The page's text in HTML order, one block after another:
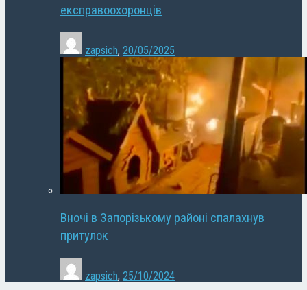
експравоохоронців
zapsich, 20/05/2025
Вночі в Запорізькому районі спалахнув
притулок
zapsich, 25/10/2024